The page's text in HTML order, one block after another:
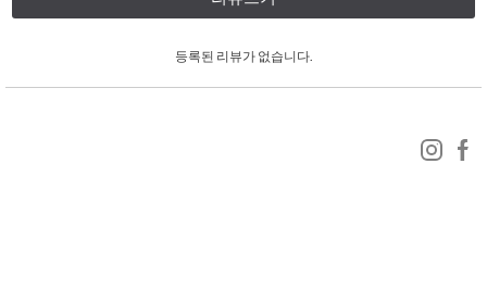
등록된 리뷰가 없습니다.